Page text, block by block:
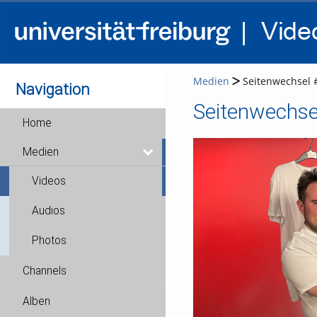
Navigation
Home
Medien
Videos
Audios
Photos
Channels
Alben
Medien Seitenwechsel